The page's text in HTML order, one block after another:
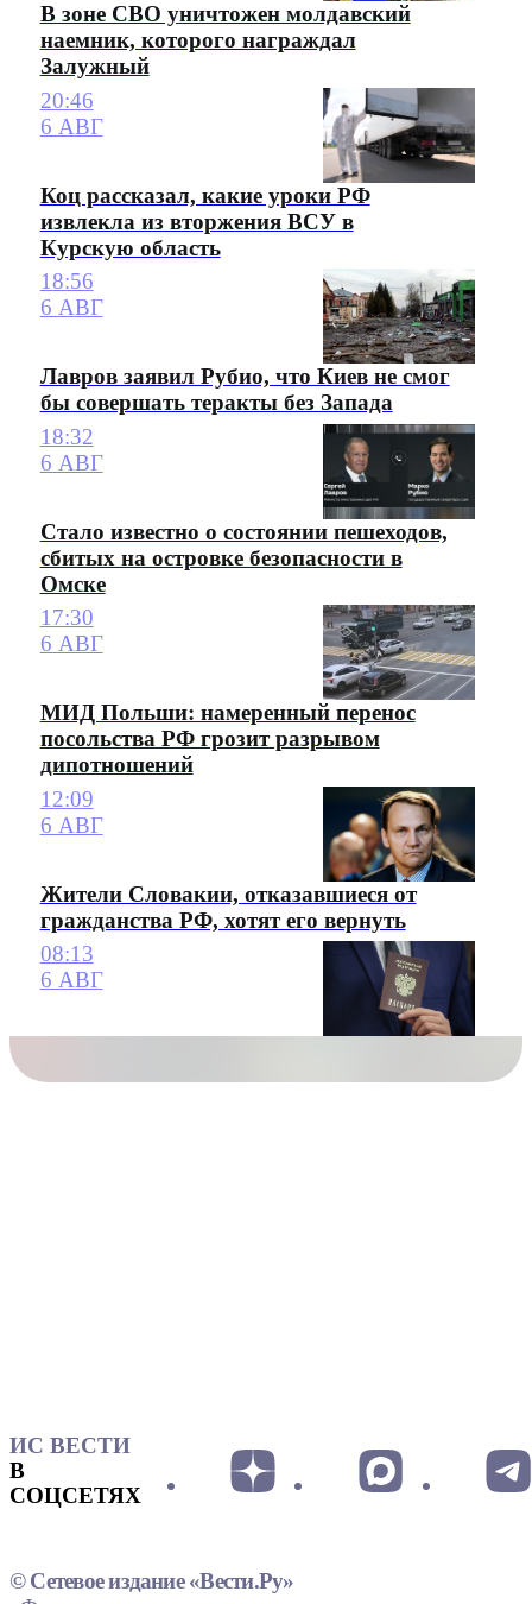
В зоне СВО уничтожен молдавский
наемник, которого награждал
Залужный
20:46
6 АВГ
Коц рассказал, какие уроки РФ
извлекла из вторжения ВСУ в
Курскую область
18:56
6 АВГ
Лавров заявил Рубио, что Киев не смог
бы совершать теракты без Запада
18:32
6 АВГ
Стало известно о состоянии пешеходов,
сбитых на островке безопасности в
Омске
17:30
6 АВГ
МИД Польши: намеренный перенос
посольства РФ грозит разрывом
дипотношений
12:09
6 АВГ
Жители Словакии, отказавшиеся от
гражданства РФ, хотят его вернуть
08:13
6 АВГ
ИС ВЕСТИ
В
СОЦСЕТЯХ
© Сетевое издание «Вести.Ру»